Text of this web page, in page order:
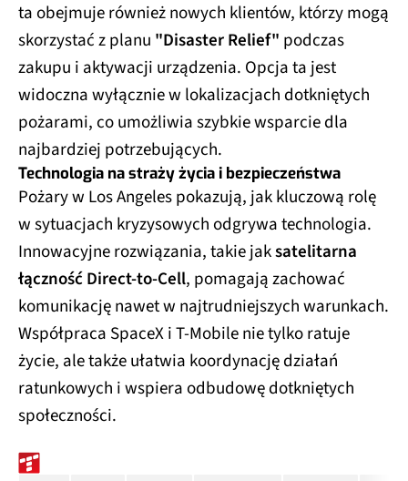
ta obejmuje również nowych klientów, którzy mogą
skorzystać z planu "Disaster Relief" podczas
zakupu i aktywacji urządzenia. Opcja ta jest
widoczna wyłącznie w lokalizacjach dotkniętych
pożarami, co umożliwia szybkie wsparcie dla
najbardziej potrzebujących.
Technologia na straży życia i bezpieczeństwa
Pożary w Los Angeles pokazują, jak kluczową rolę
w sytuacjach kryzysowych odgrywa technologia.
Innowacyjne rozwiązania, takie jaksatelitarna
łączność Direct-to-Cell, pomagają zachować
komunikację nawet w najtrudniejszych warunkach.
Współpraca SpaceX i T-Mobile nie tylko ratuje
życie, ale także ułatwia koordynację działań
ratunkowych i wspiera odbudowę dotkniętych
społeczności.